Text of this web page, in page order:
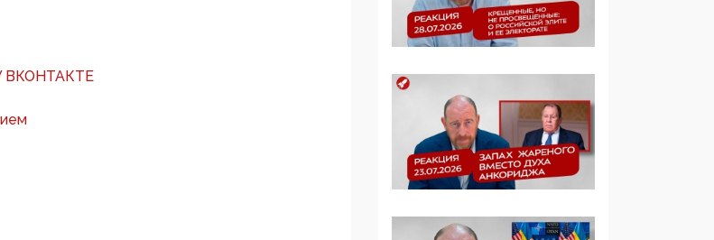
09:40, 06 Мая 2026
Симулякр патриотизма
и благолепия:
профилактика негатива
среди молодежи снова
отдана на откуп
«движперам»
03:35, 25 Апреля 2026
120 лет
парламентаризма: как